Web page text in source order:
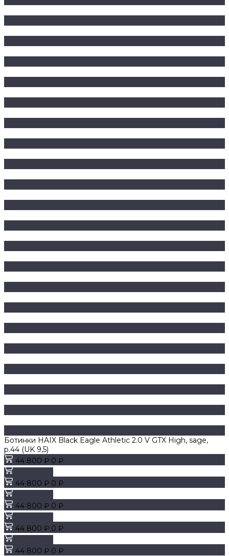
Ботинки HAIX Black Eagle Athletic 2.0 V GTX High, sage,
р.44 (UK 9,5)
44 800 ₽ 0 ₽
44 800 ₽ 0 ₽
44 800 ₽ 0 ₽
44 800 ₽ 0 ₽
44 800 ₽ 0 ₽